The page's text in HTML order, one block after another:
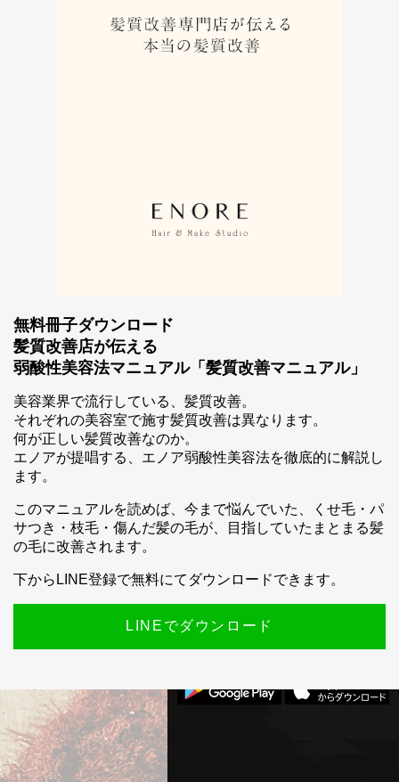
無料冊子ダウンロード
髪質改善店が伝える
弱酸性美容法マニュアル「髪質改善マニュアル」
美容業界で流行している、髪質改善。
それぞれの美容室で施す髪質改善は異なります。
何が正しい髪質改善なのか。
エノアが提唱する、エノア弱酸性美容法を徹底的に解説し
ます。
このマニュアルを読めば、今まで悩んでいた、くせ毛・パ
サつき・枝毛・傷んだ髪の毛が、目指していたまとまる髪
の毛に改善されます。
下からLINE登録で無料にてダウンロードできます。
LINEでダウンロード
スマホ公式アプリのご案内